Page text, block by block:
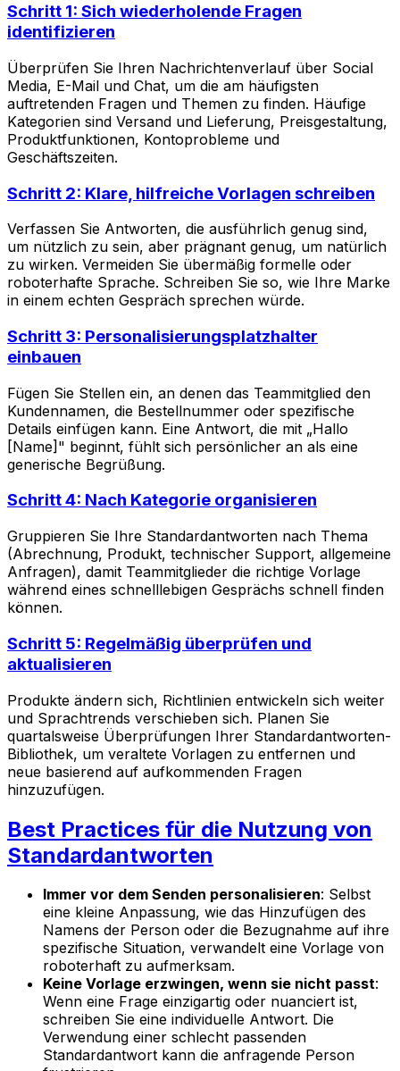
Schritt 1: Sich wiederholende Fragen
identifizieren
Überprüfen Sie Ihren Nachrichtenverlauf über Social
Media, E-Mail und Chat, um die am häufigsten
auftretenden Fragen und Themen zu finden. Häufige
Kategorien sind Versand und Lieferung, Preisgestaltung,
Produktfunktionen, Kontoprobleme und
Geschäftszeiten.
Schritt 2: Klare, hilfreiche Vorlagen schreiben
Verfassen Sie Antworten, die ausführlich genug sind,
um nützlich zu sein, aber prägnant genug, um natürlich
zu wirken. Vermeiden Sie übermäßig formelle oder
roboterhafte Sprache. Schreiben Sie so, wie Ihre Marke
in einem echten Gespräch sprechen würde.
Schritt 3: Personalisierungsplatzhalter
einbauen
Fügen Sie Stellen ein, an denen das Teammitglied den
Kundennamen, die Bestellnummer oder spezifische
Details einfügen kann. Eine Antwort, die mit „Hallo
[Name]" beginnt, fühlt sich persönlicher an als eine
generische Begrüßung.
Schritt 4: Nach Kategorie organisieren
Gruppieren Sie Ihre Standardantworten nach Thema
(Abrechnung, Produkt, technischer Support, allgemeine
Anfragen), damit Teammitglieder die richtige Vorlage
während eines schnelllebigen Gesprächs schnell finden
können.
Schritt 5: Regelmäßig überprüfen und
aktualisieren
Produkte ändern sich, Richtlinien entwickeln sich weiter
und Sprachtrends verschieben sich. Planen Sie
quartalsweise Überprüfungen Ihrer Standardantworten-
Bibliothek, um veraltete Vorlagen zu entfernen und
neue basierend auf aufkommenden Fragen
hinzuzufügen.
Best Practices für die Nutzung von
Standardantworten
Immer vor dem Senden personalisieren: Selbst
eine kleine Anpassung, wie das Hinzufügen des
Namens der Person oder die Bezugnahme auf ihre
spezifische Situation, verwandelt eine Vorlage von
roboterhaft zu aufmerksam.
Keine Vorlage erzwingen, wenn sie nicht passt:
Wenn eine Frage einzigartig oder nuanciert ist,
schreiben Sie eine individuelle Antwort. Die
Verwendung einer schlecht passenden
Standardantwort kann die anfragende Person